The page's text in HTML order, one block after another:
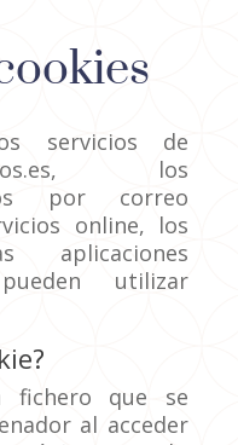
servicios de
los
por correo
online, los
utilizar
fichero que se
al acceder